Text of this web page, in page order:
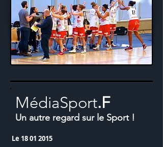
MédiaSport.F
Un autre regard sur le Sport !
Le 18 01 2015